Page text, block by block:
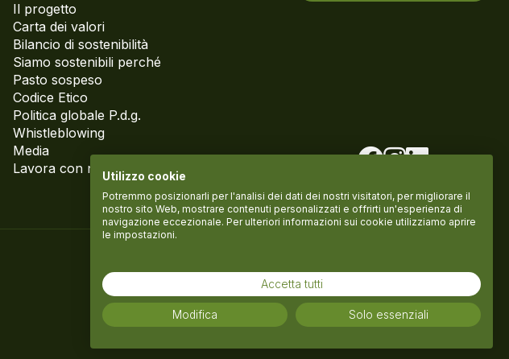
Il progetto
Carta dei valori
Bilancio di sostenibilità
Siamo sostenibili perché
Pasto sospeso
Codice Etico
Politica globale P.d.g.
Whistleblowing
Media
Lavora con noi
Termini del servizio Informativa PrivacyCookie policy
Utilizzo cookie
Potremmo posizionarli per l'analisi dei dati dei nostri visitatori, per migliorare il
nostro sito Web, mostrare contenuti personalizzati e offrirti un'esperienza di
navigazione eccezionale. Per ulteriori informazioni sui cookie utilizziamo aprire
le impostazioni.
Accetta tutti
Modifica Solo essenziali